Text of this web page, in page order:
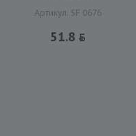
Артикул: SF 0676
51.8